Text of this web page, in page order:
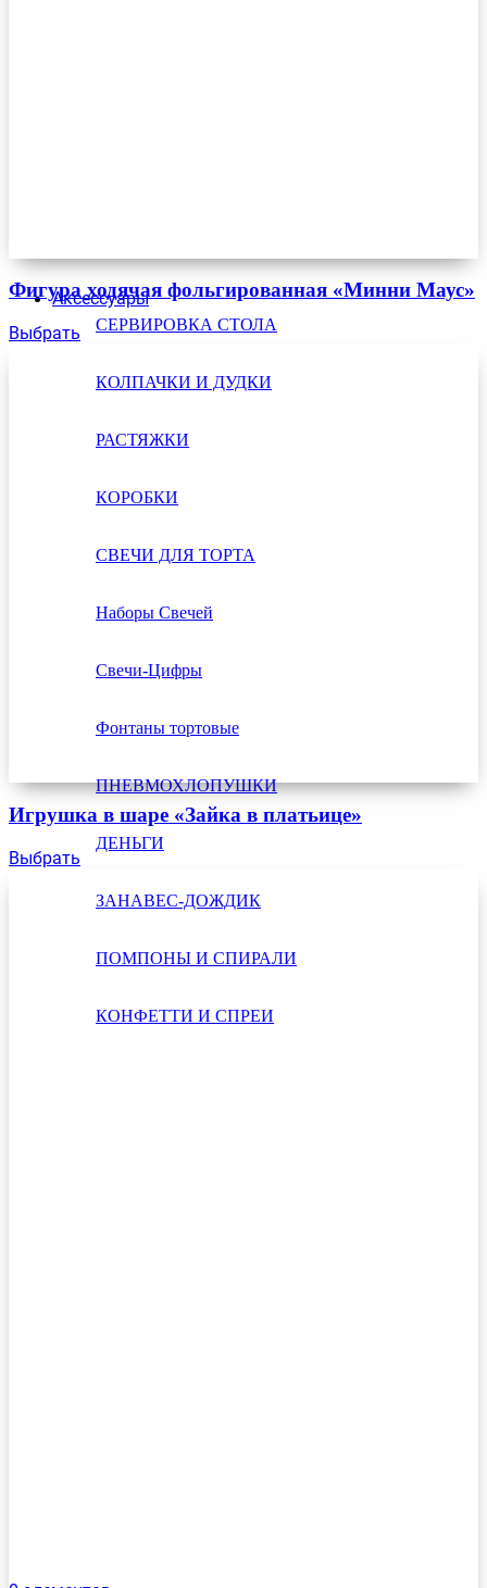
Аксессуары
СЕРВИРОВКА СТОЛА
КОЛПАЧКИ И ДУДКИ
РАСТЯЖКИ
КОРОБКИ
СВЕЧИ ДЛЯ ТОРТА
Наборы Свечей
Свечи-Цифры
Фонтаны тортовые
ПНЕВМОХЛОПУШКИ
ДЕНЬГИ
ЗАНАВЕС-ДОЖДИК
ПОМПОНЫ И СПИРАЛИ
КОНФЕТТИ И СПРЕИ
Фигура ходячая фольгированная «Минни Маус»
Выбрать
Игрушка в шаре «Зайка в платьице»
Выбрать